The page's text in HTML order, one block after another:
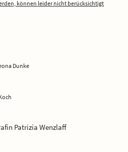
können leider nicht berücksichtigt
Dunke
Patrizia Wenzlaff